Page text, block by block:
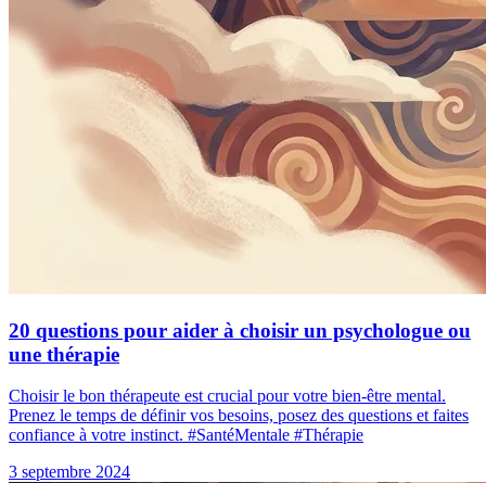
20 questions pour aider à choisir un psychologue ou
une thérapie
Choisir le bon thérapeute est crucial pour votre bien-être mental.
Prenez le temps de définir vos besoins, posez des questions et faites
confiance à votre instinct. #SantéMentale #Thérapie
3 septembre 2024